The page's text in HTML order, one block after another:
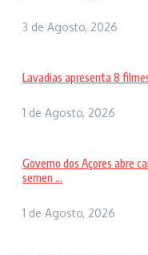
3 de Agosto, 2026
Lavadias apresenta 8
1 de Agosto, 2026
Governo dos Açores abre
semen ...
1 de Agosto, 2026